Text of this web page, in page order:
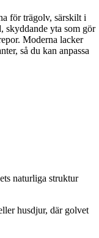
för trägolv, särskilt i
skyddande yta som gör
Moderna lacker
så du kan anpassa
naturliga struktur
husdjur, där golvet